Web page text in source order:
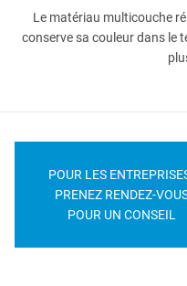
Le matériau multicouche
conserve sa couleur dans le
POUR LES
PRENEZ RENDEZ-
POUR UN CONSEIL